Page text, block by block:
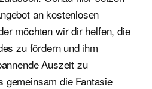
an kostenlosen
möchten wir dir helfen, die
zu fördern und ihm
Auszeit zu
gemeinsam die Fantasie